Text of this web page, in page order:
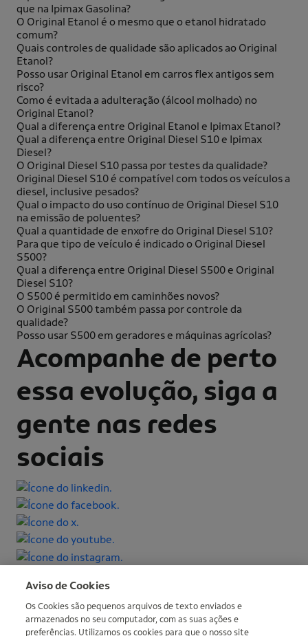
que na Ipimax Gasolina?
O Original Etanol é o mesmo que o etanol hidratado
comum?
Quais controles de qualidade são aplicados ao Original
Etanol?
Posso usar Original Etanol em carros flex antigos sem
risco?
Como é evitada a adulteração (álcool molhado) no
Original Etanol?
Qual a diferença entre Original Etanol e Ipimax Etanol?
Qual a diferença entre Original Diesel S10 e Ipimax
Diesel?
O Original Diesel S10 passa por testes da qualidade?
Original Diesel S10 é compatível com todos os veículos a
diesel, inclusive pesados?
Qual o impacto do uso contínuo de Original Diesel S10
na emissão de poluentes?
Qual a quantidade de enxofre do Original Diesel S10?
Para que tipo de veículo é indicado o Original Diesel
S500?
Qual a diferença entre Original Diesel S500 e Original
Diesel S10?
O S500 é permitido em caminhões novos?
O Original S500 também passa por controle da
qualidade?
Posso usar S500 em geradores e máquinas agrícolas?
Acompanhe de perto
essa evolução, siga a
gente nas redes
sociais
Aviso de Cookies
Os Cookies são pequenos arquivos de texto enviados e
armazenados no seu computador, com as suas ações e
preferências. Utilizamos os cookies para que o nosso site